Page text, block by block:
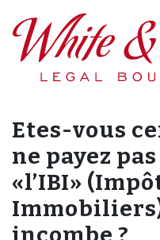
Main
Etes-vous
ne payez
«l’IBI»